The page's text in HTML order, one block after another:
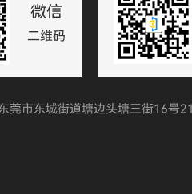
微信
二维码
市东城街道塘边头塘三街16号